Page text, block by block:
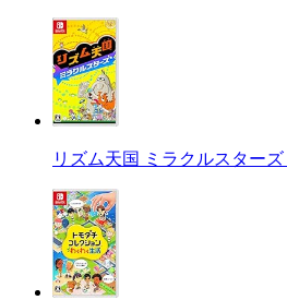
リズム天国 ミラクルスターズ